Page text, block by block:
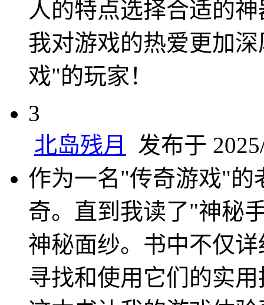
人的特点选择合适的
我对游戏的热爱更加
戏"的玩家！
3
北岛残月
发布于
作为一名"传奇游戏"的
奇。直到我读了"神秘
神秘面纱。书中不仅
寻找和使用它们的实